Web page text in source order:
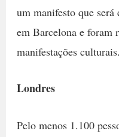
um manifesto que
em Barcelona e foram
manifestações culturais.
Londres
Pelo menos 1.100